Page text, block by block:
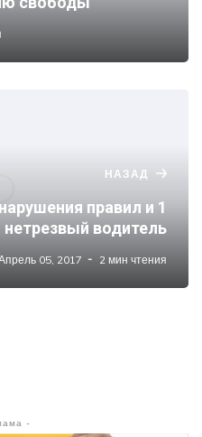
НАЗАД
правил и 1
нетрезвый водитель
05, 2017 2 мин чтения
-